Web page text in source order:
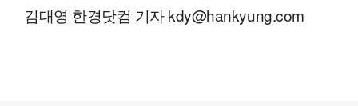
김대영 한경닷컴 기자 kdy@hankyung.com